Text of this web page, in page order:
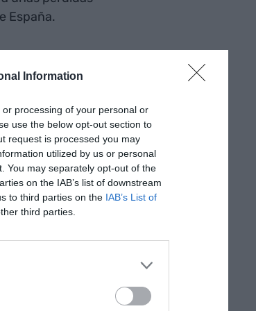
Information
processing of your personal or
use the below opt-out section to
request is processed you may
utilized by us or personal
You may separately opt-out of the
on the IAB’s list of downstream
to third parties on the IAB’s List of
third parties.
España.
euros,
millones de
la ACN
relevante
a tener en
El año 2017,
una
A pesar
un
Tribunal de